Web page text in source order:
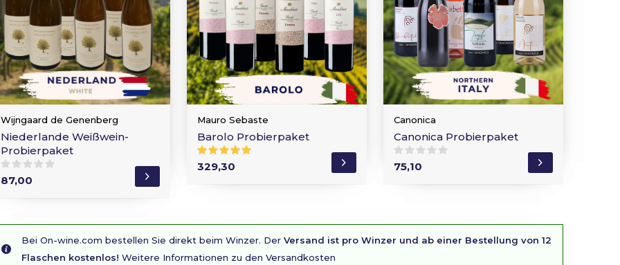
Wijngaard de Genenberg
Niederlande Weißwein-
Probierpaket
87,00
Mauro Sebaste
Barolo Probierpaket
329,30
Canonica
Canonica Probierpaket
75,10
Bei On-wine.com bestellen Sie direkt beim Winzer. Der Versand ist pro Winzer und ab einer Bestellung von 12
Flaschen kostenlos! Weitere Informationen zu den Versandkosten